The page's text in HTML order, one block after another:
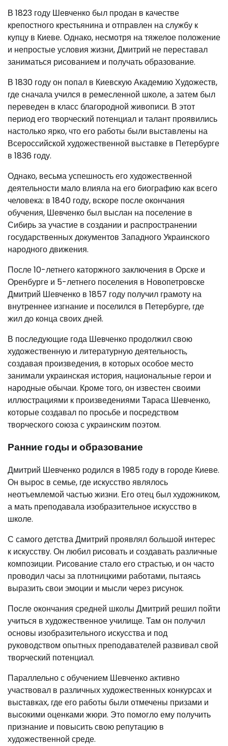
В 1823 году Шевченко был продан в качестве
крепостного крестьянина и отправлен на службу к
купцу в Киеве. Однако, несмотря на тяжелое положение
и непростые условия жизни, Дмитрий не переставал
заниматься рисованием и получать образование.
В 1830 году он попал в Киевскую Академию Художеств,
где сначала учился в ремесленной школе, а затем был
переведен в класс благородной живописи. В этот
период его творческий потенциал и талант проявились
настолько ярко, что его работы были выставлены на
Всероссийской художественной выставке в Петербурге
в 1836 году.
Однако, весьма успешность его художественной
деятельности мало влияла на его биографию как всего
человека: в 1840 году, вскоре после окончания
обучения, Шевченко был выслан на поселение в
Сибирь за участие в создании и распространении
государственных документов Западного Украинского
народного движения.
После 10-летнего каторжного заключения в Орске и
Оренбурге и 5-летнего поселения в Новопетровске
Дмитрий Шевченко в 1857 году получил грамоту на
внутреннее изгнание и поселился в Петербурге, где
жил до конца своих дней.
В последующие года Шевченко продолжил свою
художественную и литературную деятельность,
создавая произведения, в которых особое место
занимали украинская история, национальные герои и
народные обычаи. Кроме того, он известен своими
иллюстрациями к произведениями Тараса Шевченко,
которые создавал по просьбе и посредством
творческого союза с украинским поэтом.
Ранние годы и образование
Дмитрий Шевченко родился в 1985 году в городе Киеве.
Он вырос в семье, где искусство являлось
неотъемлемой частью жизни. Его отец был художником,
а мать преподавала изобразительное искусство в
школе.
С самого детства Дмитрий проявлял большой интерес
к искусству. Он любил рисовать и создавать различные
композиции. Рисование стало его страстью, и он часто
проводил часы за плотницкими работами, пытаясь
выразить свои эмоции и мысли через рисунок.
После окончания средней школы Дмитрий решил пойти
учиться в художественное училище. Там он получил
основы изобразительного искусства и под
руководством опытных преподавателей развивал свой
творческий потенциал.
Параллельно с обучением Шевченко активно
участвовал в различных художественных конкурсах и
выставках, где его работы были отмечены призами и
высокими оценками жюри. Это помогло ему получить
признание и повысить свою репутацию в
художественной среде.